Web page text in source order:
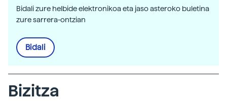
Bidali zure helbide elektronikoa eta jaso asteroko buletina
zure sarrera-ontzian
Bidali
Bizitza